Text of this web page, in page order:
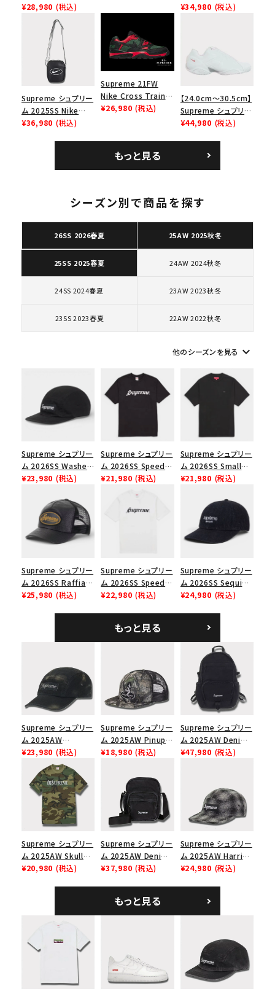
人気ワード 2026SS
Tシャツ・ロングスリーブ
ショルダー・ウエストバッグ
ボックスロゴ ブラックスウェット
カテゴリーから探す
コラボレーションブランドから探す
シーズンから探す
並び順
円 ～
円
在庫のない商品を表示する
絞り込んで検索する
Force 1 Low シュプ
リーム ナイキエアフォ
ース１スニーカー シ
ューズ ホワイト
¥28,980 (税込)
SB Air Max 2 CB 94
¥34,980 (税込)
Supreme シュプリー
ム 2025SS Nike
Leather Shoulder
¥36,980 (税込)
Supreme 21FW
Nike Cross Trainer
Low ナイキクロスト
¥26,980 (税込)
【24.0cm～30.5cm】
Supreme シュプリー
ム 2023AW Nike
カー ホワイト 白
¥44,980 (税込)
もっと見る
シーズン別で商品を探す
26SS 2026春夏 25AW 2025秋冬
25SS 2025春夏 24AW 2024秋冬
24SS 2024春夏 23AW 2023秋冬
23SS 2023春夏 22AW 2022秋冬
他のシーズンを見る keyboard_arrow_down
Supreme シュプリー
ム 2026SS Washed
Chino Twill Camp
ノツイル キャンプキャ
ップ ブラック
¥23,980 (税込)
Supreme シュプリー
ム 2026SS Speed
Tee スピードTシャツ
¥21,980 (税込)
Supreme シュプリー
ム 2026SS Small
Box Tee スモールボ
¥21,980 (税込)
Supreme シュプリー
ム 2026SS Raffia
Mesh Back 5-Panel
¥25,980 (税込)
Supreme シュプリー
ム 2026SS Speed
Tee スピードTシャツ
¥22,980 (税込)
Supreme シュプリー
ム 2026SS Sequin
Denim Classic
シックロゴ 6パネルキ
ャップ ブラック
¥24,980 (税込)
もっと見る
Supreme シュプリー
ム 2025AW
Overdyed Camp
Cap オーバーダイド
キャンプキャップ ブ
ラック
¥23,980 (税込)
Supreme シュプリー
ム 2025AW Pinup
Mesh Back 5-Panel
ュバック 5パネルキャ
ップ トゥルーティン
バーHTC フォールカ
¥18,980 (税込)
Supreme シュプリー
ム 2025AW Denim
Backpack デニム バ
¥47,980 (税込)
Supreme シュプリー
ム 2025AW Skull
Tee スカル Tシャ
¥20,980 (税込)
Supreme シュプリー
ム 2025AW Denim
Shoulder Bag デニ
¥37,980 (税込)
Supreme シュプリー
ム 2025AW Harris
Tweed Camp Cap
¥24,980 (税込)
もっと見る